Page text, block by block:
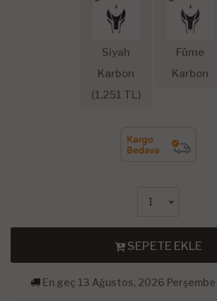
Siyah
Karbon
(1,251 TL)
Füme
Karbon
SEPETE EKLE
En geç 13 Ağustos, 2026